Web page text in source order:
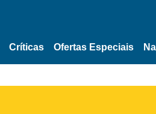
Críticas Ofertas Especiais